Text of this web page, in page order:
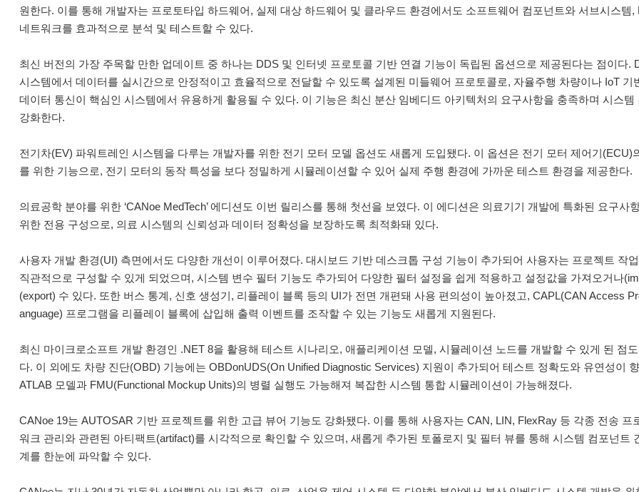
원한다. 이를 통해 개발자는 프로토타입 하드웨어, 실제 대상 하드웨어 및 클라우드 환경에서도 소프트웨어 컴포넌트와 서브시스템,
네트워크를 효과적으로 분석 및 테스트할 수 있다.
최신 버전의 가장 주목할 만한 업데이트 중 하나는 DDS 및 인터넷 프로토콜 기반 연결 기능이 독립된 옵션으로 제공된다는 점이다.
시스템에서 데이터를 실시간으로 안정적이고 효율적으로 전달할 수 있도록 설계된 미들웨어 프로토콜로, 자율주행 차량이나 IoT 기
데이터 통신이 핵심인 시스템에서 유용하게 활용될 수 있다. 이 기능은 최신 분산 임베디드 아키텍처의 요구사항을 충족하며 시스템
강화한다.
전기차(EV) 파워트레인 시스템을 다루는 개발자를 위한 전기 모터 모델 옵션도 새롭게 도입됐다. 이 옵션은 전기 모터 제어기(ECU)
를 위한 기능으로, 전기 모터의 동작 특성을 보다 정밀하게 시뮬레이션할 수 있어 실제 주행 환경에 가까운 테스트 환경을 제공한다.
의료공학 분야를 위한 ‘CANoe MedTech’ 에디션도 이번 릴리스를 통해 첫선을 보였다. 이 에디션은 의료기기 개발에 특화된 요구사
위한 전용 구성으로, 의료 시스템의 신뢰성과 데이터 정확성을 보장하도록 최적화돼 있다.
사용자 개발 환경(UI) 측면에서도 다양한 개선이 이루어졌다. 대시보드 기반 데스크톱 구성 기능이 추가되어 사용자는 프로젝트 작
직관적으로 구성할 수 있게 되었으며, 시스템 변수 필터 기능도 추가되어 다양한 필터 설정을 쉽게 적용하고 설정값을 가져오거나
(export) 수 있다. 또한 버스 통계, 신호 생성기, 리플레이 블록 등의 UI가 전면 개편돼 사용 편의성이 높아졌고, CAPL(CAN Access
anguage) 프로그램을 리플레이 블록에 삽입해 출력 이벤트를 조작할 수 있는 기능도 새롭게 지원된다.
최신 마이크로소프트 개발 환경인 .NET 8을 활용해 테스트 시나리오, 애플리케이션 모델, 시뮬레이션 노드를 개발할 수 있게 된 점
다. 이 외에도 차량 진단(OBD) 기능에는 OBDonUDS(On Unified Diagnostic Services) 지원이 추가되어 테스트 정확도와 유연성이
ATLAB 모델과 FMU(Functional Mockup Units)의 병렬 실행도 가능해져 복잡한 시스템 통합 시뮬레이션이 가능해졌다.
CANoe 19는 AUTOSAR 기반 프로젝트를 위한 고급 뷰어 기능도 강화됐다. 이를 통해 사용자는 CAN, LIN, FlexRay 등 각종 전송 프
워크 관리와 관련된 아티팩트(artifact)를 시각적으로 확인할 수 있으며, 새롭게 추가된 토폴로지 및 필터 뷰를 통해 시스템 컴포넌트
계를 한눈에 파악할 수 있다.